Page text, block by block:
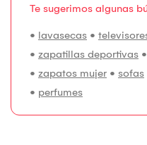
Te sugerimos algunas
• lavasecas •
• zapatillas deportivas •
• zapatos mujer • sofas
• perfumes